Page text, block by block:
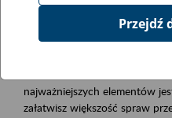
Opis wydarzenia
Platforma Usług
najważniejszych elementów
załatwisz większość spraw
Przejdź